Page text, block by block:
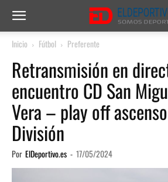
Inicio Fútbol Preferente
Retransmisión en
encuentro CD San
Vera – play off
División
Por ElDeportivo.es - 17/05/2024